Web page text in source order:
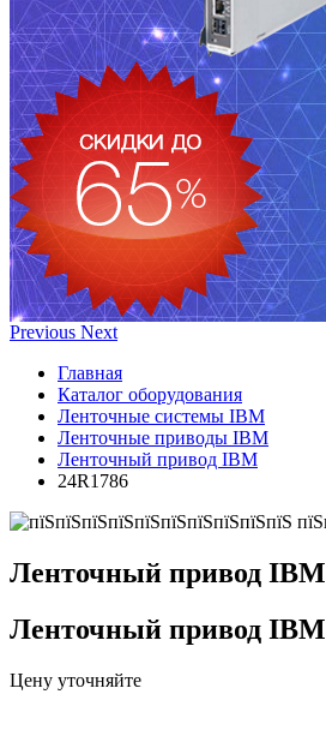
Previous Next
Главная
Каталог оборудования
Ленточные системы IBM
Ленточные приводы IBM
Ленточный привод IBM
24R1786
Ленточный привод IBM
Ленточный привод IBM
Цену уточняйте